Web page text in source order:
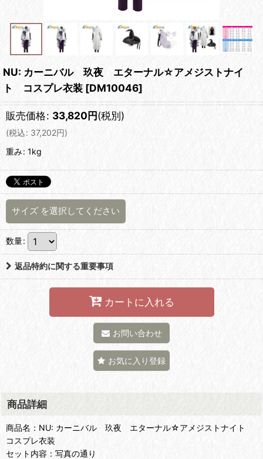
NU: カーニバル 玖夜 エターナル☆アメジストナイ
ト コスプレ衣装 [DM10046]
販売価格: 33,820円(税別)
(税込: 37,202円)
重み: 1kg
サイズ を選択してください
数量:
返品特約に関する重要事項
カートに入れる
お問い合わせ
お気に入り登録
商品詳細
商品名：NU: カーニバル 玖夜 エターナル☆アメジストナイト
コスプレ衣装
セット内容：写真の通り